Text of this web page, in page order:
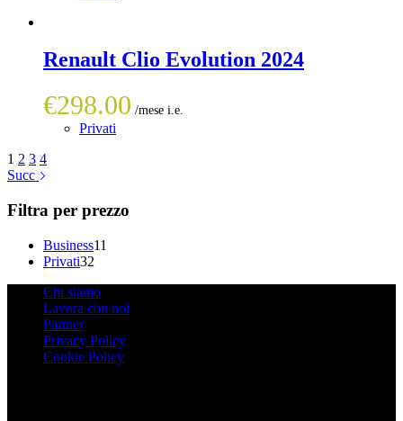
Renault Clio Evolution 2024
€298.00
Privati
1 2 3 4
Succ
Filtra per prezzo
Business11
Privati32
Chi siamo
Lavora con noi
Partner
Privacy Policy
Cookie Policy